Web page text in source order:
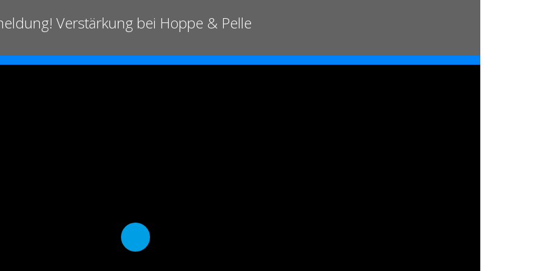
Verstärkung bei Hoppe & Pelle
Play